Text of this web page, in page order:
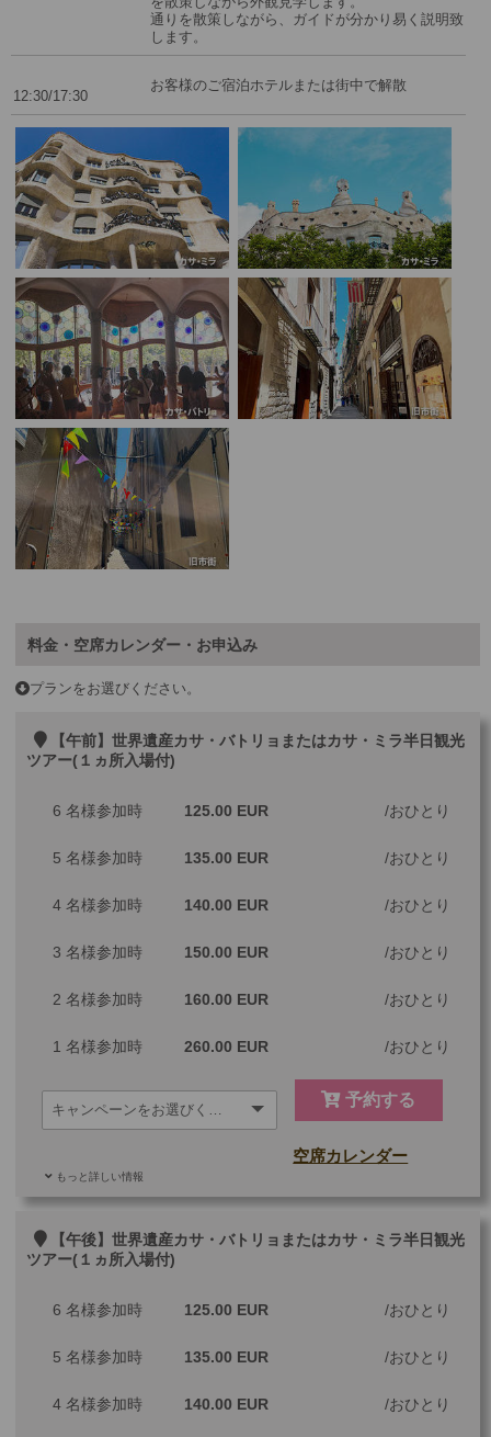
通りを散策しながら、ガイドが分かり易く説明致
します。
12:30/17:30
お客様のご宿泊ホテルまたは街中で解散
料金・空席カレンダー・お申込み
プランをお選びください。
【午前】世界遺産カサ・バトリョまたはカサ・ミラ半日観光
ツアー(１ヵ所入場付)
6 名様参加時 125.00 EUR おひとり
5 名様参加時 135.00 EUR おひとり
4 名様参加時 140.00 EUR おひとり
3 名様参加時 150.00 EUR おひとり
2 名様参加時 160.00 EUR おひとり
1 名様参加時 260.00 EUR おひとり
予約する
もっと詳しい情報
空席カレンダー
その他
※料金：大人・子供2歳以上共通
【午後】世界遺産カサ・バトリョまたはカサ・ミラ半日観光
ツアー(１ヵ所入場付)
6 名様参加時 125.00 EUR おひとり
5 名様参加時 135.00 EUR おひとり
4 名様参加時 140.00 EUR おひとり